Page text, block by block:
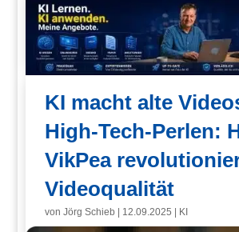
KI macht alte
High-Tech-Perlen:
VikPea
Videoqualität
vonJörg Schieb 12.09.2025 KI